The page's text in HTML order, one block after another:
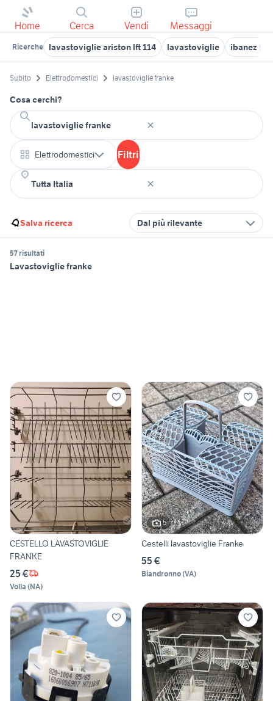
Home Cerca Vendi Messaggi
Ricerche lavastoviglie ariston lft 114 lavastoviglie ibanez
Subito Elettrodomestici lavastoviglie franke
Cosa cerchi?
Elettrodomestici Filtri
Salva ricerca Dal più rilevante
57 risultati
Lavastoviglie franke
CESTELLO LAVASTOVIGLIE
FRANKE
25 €
Volla (NA)
5
Cestelli lavastoviglie Franke
55 €
Biandronno(VA)